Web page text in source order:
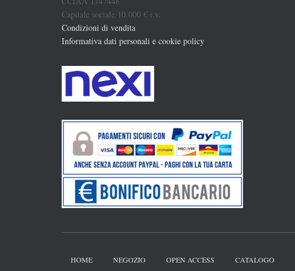
Capitale sociale 10.000 € i.v.
Condizioni di vendita
Informativa dati personali e cookie policy
HOME NEGOZIO OPEN ACCESS CATALOGO